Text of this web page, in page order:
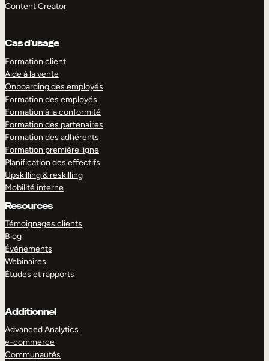
Content Creator
Cas d’usage
Formation client
Aide à la vente
Onboarding des employés
Formation des employés
Formation à la conformité
Formation des partenaires
Formation des adhérents
Formation première ligne
Planification des effectifs
Upskilling & reskilling
Mobilité interne
Resources
Témoignages clients
Blog
Événements
Webinaires
Études et rapports
Additionnel
Advanced Analytics
e-commerce
Communautés